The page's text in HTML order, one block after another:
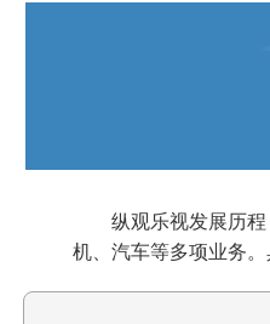
纵观乐视发展历
机、汽车等多项业务